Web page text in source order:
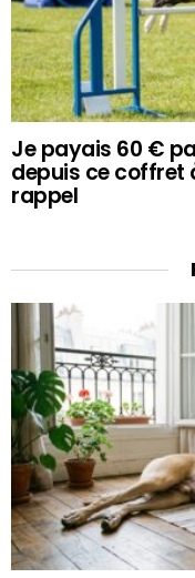
Je payais 60 €
depuis ce coffret
rappel